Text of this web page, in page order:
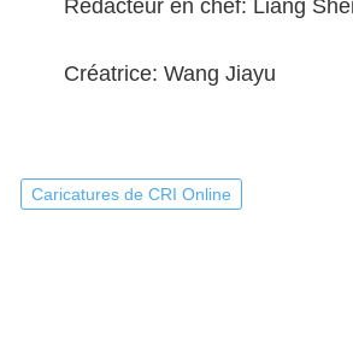
Rédacteur en chef: Liang
Créatrice: Wang Jiayu
Caricatures de CRI Online